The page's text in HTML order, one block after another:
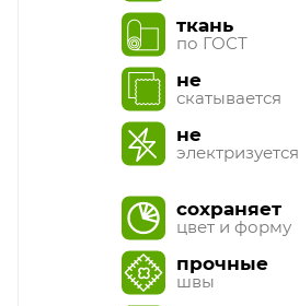
ткань
по ГОСТ
не
скатывается
не
электризуется
сохраняет
цвет и форму
прочные
швы